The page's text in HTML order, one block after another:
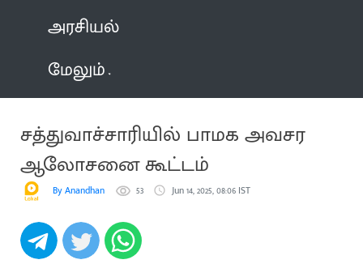
அரசியல்
மேலும்
சத்துவாச்சாரியில் பாமக அவசர
ஆலோசனை கூட்டம்
By Anandhan 53 Jun 14, 2025, 08:06 IST